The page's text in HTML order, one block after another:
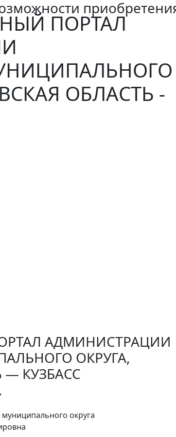
ПОРТАЛ
ОБЛАСТЬ -
АДМИНИСТРАЦИИ
ОКРУГА,
— КУЗБАСС
округа